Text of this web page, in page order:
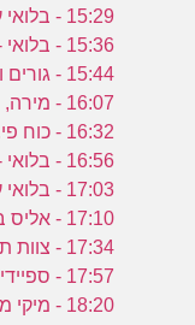
15:29 - בלואי ע.2 - פרק 95
15:36 - בלואי - פרק 32
15:44 - גורים וחברים ע.5 - פרק 100
16:07 - מירה, בלשית מלכותית ע.2 - פרק 32
16:32 - כוח פי.ג'יי ע.4 - פרק 102
16:56 - בלואי - פרק 29
17:03 - בלואי ע.2 - פרק 59
17:10 - אליס במאפיית הפלאות - פרק 6
17:34 - צוות תרנגול - פרק 2
17:57 - ספיידי וחבריו המופלאים - פרק 23
18:20 - מיקי מאוס - כייף של בית - פרק 13